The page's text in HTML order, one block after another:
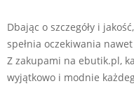
Dbając o szczegóły i
spełnia oczekiwania
Z zakupami na ebutik.pl,
wyjątkowo i modnie